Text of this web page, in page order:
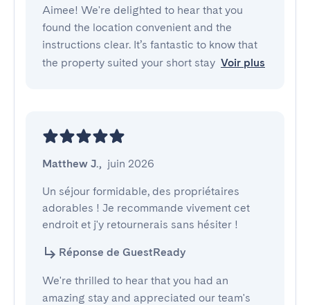
Aimee! We're delighted to hear that you
found the location convenient and the
instructions clear. It’s fantastic to know that
the property suited your short stay Voir plus
Matthew J., juin 2026
Un séjour formidable, des propriétaires
adorables ! Je recommande vivement cet
endroit et j'y retournerais sans hésiter !
Réponse de GuestReady
We're thrilled to hear that you had an
amazing stay and appreciated our team's